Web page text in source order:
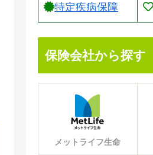
特定疾病保障
保険会社から探す
メットライフ生命